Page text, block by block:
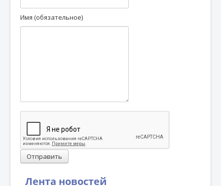
Лента новостей
Имя (обязательное)
Отправить